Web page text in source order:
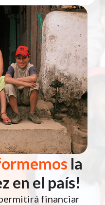
la
en el país!
financiar